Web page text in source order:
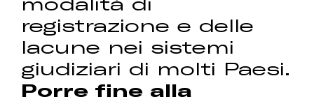
registrazione e delle
lacune nei sistemi
giudiziari di molti Paesi.
Porre fine alla